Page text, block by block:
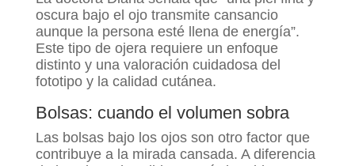
oscura bajo el ojo transmite cansancio
aunque la persona esté llena de energía”.
Este tipo de ojera requiere un enfoque
distinto y una valoración cuidadosa del
fototipo y la calidad cutánea.
Bolsas: cuando el volumen sobra
Las bolsas bajo los ojos son otro factor que
contribuye a la mirada cansada. A diferencia